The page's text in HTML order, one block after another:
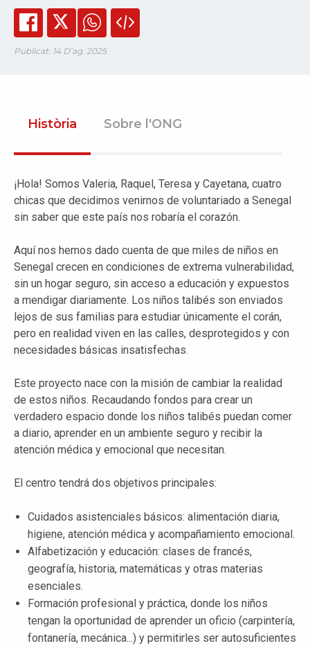
Publicat: 14 D’ag. 2025
Història Sobre l'ONG
¡Hola! Somos Valeria, Raquel, Teresa y Cayetana, cuatro
chicas que decidimos venirnos de voluntariado a Senegal
sin saber que este país nos robaría el corazón.
Aquí nos hemos dado cuenta de que miles de niños en
Senegal crecen en condiciones de extrema vulnerabilidad,
sin un hogar seguro, sin acceso a educación y expuestos
a mendigar diariamente. Los niños talibés son enviados
lejos de sus familias para estudiar únicamente el corán,
pero en realidad viven en las calles, desprotegidos y con
necesidades básicas insatisfechas.
Este proyecto nace con la misión de cambiar la realidad
de estos niños. Recaudando fondos para crear un
verdadero espacio donde los niños talibés puedan comer
a diario, aprender en un ambiente seguro y recibir la
atención médica y emocional que necesitan.
El centro tendrá dos objetivos principales:
Cuidados asistenciales básicos: alimentación diaria,
higiene, atención médica y acompañamiento emocional.
Alfabetización y educación: clases de francés,
geografía, historia, matemáticas y otras materias
esenciales.
Formación profesional y práctica, donde los niños
tengan la oportunidad de aprender un oficio (carpintería,
fontanería, mecánica...) y permitirles ser autosuficientes